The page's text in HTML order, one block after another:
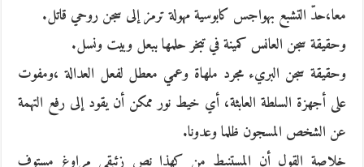
معا،حدّ التشبع بهواجس كابوسية مهولة ترمز إلى سجن روحي قاتل.
وحقيقة سجن العانس كمينة في تبخر حلمها ببعل وبيت ونسل.
وحقيقة سجن البريء مجرد ملهاة وعمي معطل لفعل العدالة ،ومفوت
على أجهزة السلطة العابثة، أي خيط نور ممكن أن يقود إلى رفع التهمة
عن الشخص المسجون ظلما وعدونا.
خلاصة القول أن المستنبط من كهذا نص زئبقي مراوغ مستوف